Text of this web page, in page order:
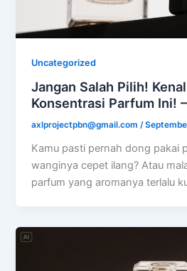
Uncategorized
Jangan Salah Pilih!
Konsentrasi Parfum Ini!
axlprojectpbn@gmail.com/
Kamu pasti pernah dong pakai
wanginya cepet ilang? Atau
parfum yang aromanya terlalu